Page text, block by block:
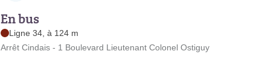
En bus
Ligne 34, à 124 m
Arrêt Cindais - 1 Boulevard Lieutenant Colonel Ostiguy